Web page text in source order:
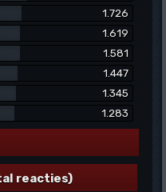
1.726
1.619
1.581
1.447
1.345
1.283
reacties)